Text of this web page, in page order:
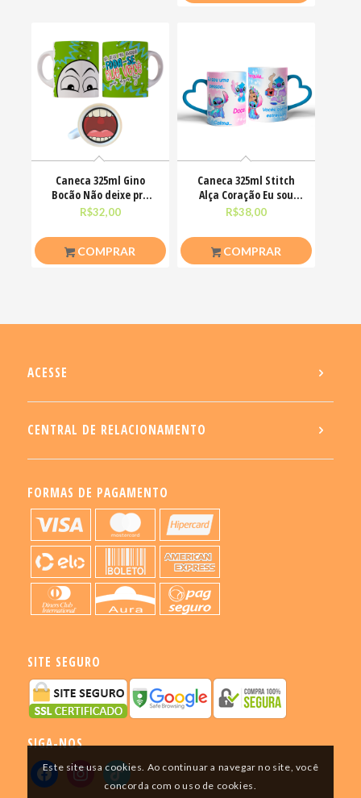
Caneca 325ml Gino
Bocão Não deixe pra
amanhã o foda-se que
R$32,00
COMPRAR
Caneca 325ml Stitch
Alça Coração Eu sou
uma pessoa calma
R$38,00
COMPRAR
ACESSE
CENTRAL DE RELACIONAMENTO
FORMAS DE PAGAMENTO
SITE SEGURO
SIGA-NOS
Este site usa cookies. Ao continuar a navegar no site, você
concorda com o uso de cookies.